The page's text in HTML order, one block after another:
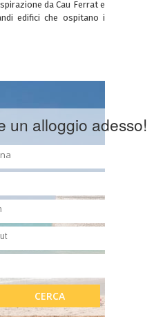
da Cau Ferrat e
edifici che ospitano i
un alloggio adesso!